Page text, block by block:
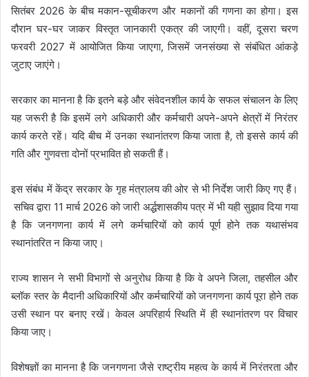
सितंबर 2026 के बीच मकान-सूचीकरण और मकानों की गणना का होगा। इस
दौरान घर-घर जाकर विस्तृत जानकारी एकत्र की जाएगी। वहीं, दूसरा चरण
फरवरी 2027 में आयोजित किया जाएगा, जिसमें जनसंख्या से संबंधित आंकड़े
जुटाए जाएंगे।
सरकार का मानना है कि इतने बड़े और संवेदनशील कार्य के सफल संचालन के लिए
यह जरूरी है कि इसमें लगे अधिकारी और कर्मचारी अपने-अपने क्षेत्रों में निरंतर
कार्य करते रहें। यदि बीच में उनका स्थानांतरण किया जाता है, तो इससे कार्य की
गति और गुणवत्ता दोनों प्रभावित हो सकती हैं।
इस संबंध में केंद्र सरकार के गृह मंत्रालय की ओर से भी निर्देश जारी किए गए हैं।
सचिव द्वारा 11 मार्च 2026 को जारी अर्द्धशासकीय पत्र में भी यही सुझाव दिया गया
है कि जनगणना कार्य में लगे कर्मचारियों को कार्य पूर्ण होने तक यथासंभव
स्थानांतरित न किया जाए।
राज्य शासन ने सभी विभागों से अनुरोध किया है कि वे अपने जिला, तहसील और
ब्लॉक स्तर के मैदानी अधिकारियों और कर्मचारियों को जनगणना कार्य पूरा होने तक
उसी स्थान पर बनाए रखें। केवल अपरिहार्य स्थिति में ही स्थानांतरण पर विचार
किया जाए।
विशेषज्ञों का मानना है कि जनगणना जैसे राष्ट्रीय महत्व के कार्य में निरंतरता और